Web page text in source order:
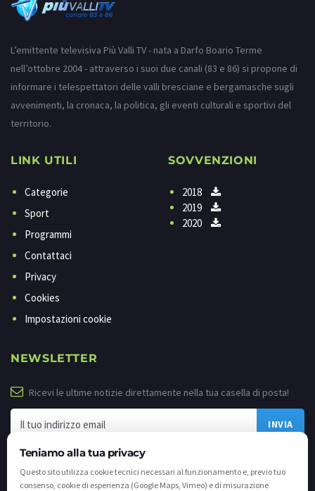
Teniamo alla tua privacy
Questo sito utilizza cookie tecnici necessari al funzionamento e, previo tuo
consenso, cookie di esperienza (Google Maps, Vimeo) e di misurazione
L’emittente televisiva Più Valli TV - nata a Darfo Boario Terme
nell’ottobre 2004 - attraverso i suoi due canali (83 e 86) si propone di
informare i telespettatori delle valli bresciane e bergamasche sugli
avvenimenti, la cronaca, la politica, gli eventi culturali e sportivi del
territorio.
LINK UTILI
Categorie
Sport
Programmi
Contattaci
Privacy
Cookies
Impostazioni cookie
SOVVENZIONI
2018
2019
2020
NEWSLETTER
Ricevi le ultime notizie direttamente nella tua casella di posta!